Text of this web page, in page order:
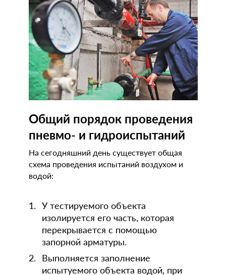
Общий порядок проведения
пневмо- и гидроиспытаний
На сегодняшний день существует общая
схема проведения испытаний воздухом и
водой:
У тестируемого объекта
изолируется его часть, которая
перекрывается с помощью
запорной арматуры.
Выполняется заполнение
испытуемого объекта водой, при